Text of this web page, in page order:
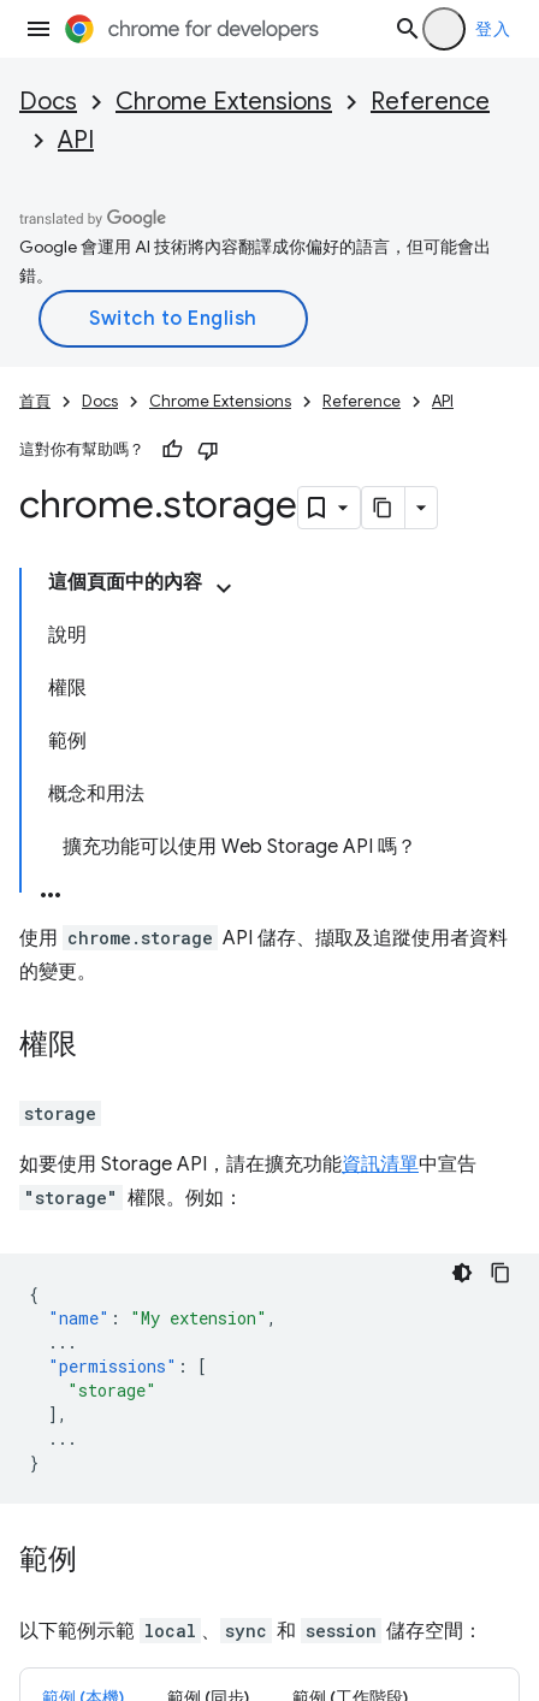
登入
Docs Chrome Extensions
Reference
API
Google 會運用 AI 技術將內容翻譯成你偏好的語言，但可能會出
錯。
首頁 Docs Chrome Extensions Reference API
這對你有幫助嗎？
chrome.storage
這個頁面中的內容
說明
權限
範例
概念和用法
擴充功能可以使用 Web Storage API 嗎？
使用 chrome.storage API 儲存、擷取及追蹤使用者資料
的變更。
權限
storage
如要使用 Storage API，請在擴充功能資訊清單中宣告
"storage" 權限。例如：
{
"name" : "My extension" ,
...
"permissions" :
[
"storage"
],
...
}
範例
以下範例示範 local 、 sync 和 session 儲存空間：